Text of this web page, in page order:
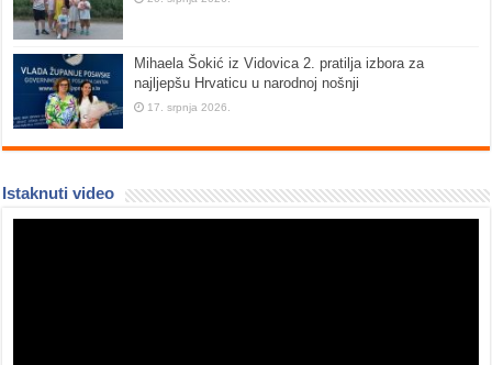
Mihaela Šokić iz Vidovica 2. pratilja izbora za
najljepšu Hrvaticu u narodnoj nošnji
17. srpnja 2026.
Istaknuti video